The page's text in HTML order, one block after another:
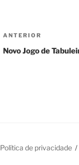
Navegação
de
Post
anterior
ANTERIOR
Novo Jogo de
Política de privacidade